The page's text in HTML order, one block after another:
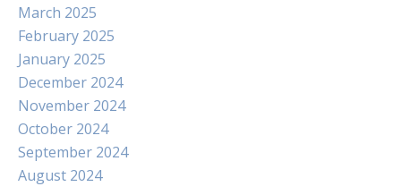
March 2025
February 2025
January 2025
December 2024
November 2024
October 2024
September 2024
August 2024